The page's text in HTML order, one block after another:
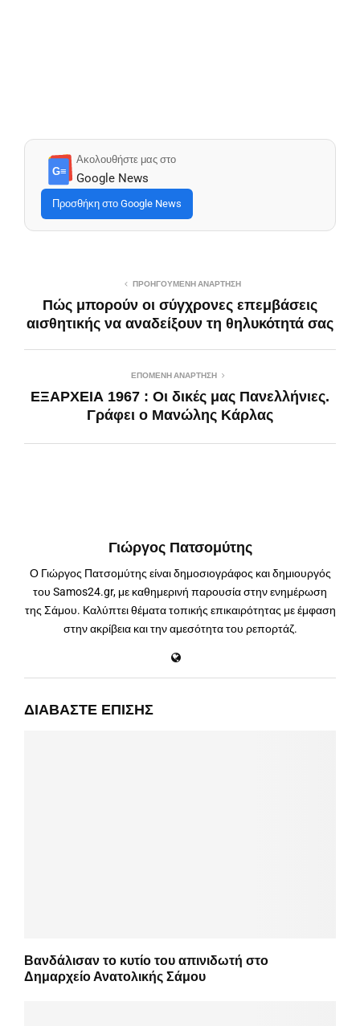
G≡
Ακολουθήστε μας στο
Google News
Προσθήκη στο Google News
ΠΡΟΗΓΟΎΜΕΝΗ ΑΝΆΡΤΗΣΗ
Πώς μπορούν οι σύγχρονες επεμβάσεις
αισθητικής να αναδείξουν τη θηλυκότητά σας
ΕΠΌΜΕΝΗ ΑΝΆΡΤΗΣΗ
ΕΞΑΡΧΕΙΑ 1967 : Οι δικές μας Πανελλήνιες.
Γράφει ο Μανώλης Κάρλας
Γιώργος Πατσομύτης
Ο Γιώργος Πατσομύτης είναι δημοσιογράφος και δημιουργός
του Samos24.gr, με καθημερινή παρουσία στην ενημέρωση
της Σάμου. Καλύπτει θέματα τοπικής επικαιρότητας με έμφαση
στην ακρίβεια και την αμεσότητα του ρεπορτάζ.
ΔΙΑΒΆΣΤΕ ΕΠΊΣΗΣ
Βανδάλισαν το κυτίο του απινιδωτή στο
Δημαρχείο Ανατολικής Σάμου